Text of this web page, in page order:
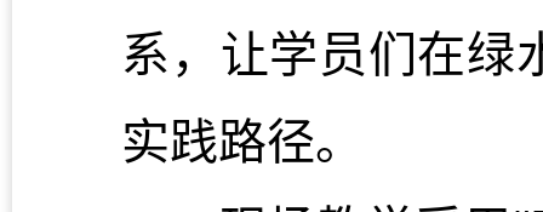
系，让学员们在绿
实践路径。